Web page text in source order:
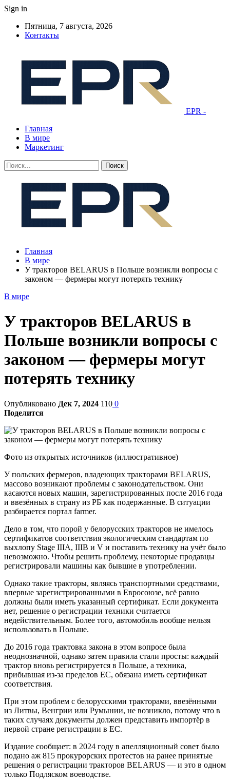
Sign in
Пятница, 7 августа, 2026
Контакты
EPR -
Главная
В мире
Маркетинг
Главная
В мире
У тракторов BELARUS в Польше возникли вопросы с
законом — фермеры могут потерять технику
В мире
У тракторов BELARUS в
Польше возникли вопросы с
законом — фермеры могут
потерять технику
Опубликовано Дек 7, 2024 110 0
Поделится
Фото из открытых источников (иллюстративное)
У польских фермеров, владеющих тракторами BELARUS,
массово возникают проблемы с законодательством. Они
касаются новых машин, зарегистрированных после 2016 года
и ввезённых в страну из РБ как подержанные. В ситуации
разбирается портал farmer.
Дело в том, что порой у белорусских тракторов не имелось
сертификатов соответствия экологическим стандартам по
выхлопу Stage IIIA, IIIB и V и поставить технику на учёт было
невозможно. Чтобы решить проблему, некоторые продавцы
регистрировали машины как бывшие в употреблении.
Однако такие тракторы, являясь транспортными средствами,
впервые зарегистрированными в Евросоюзе, всё равно
должны были иметь указанный сертификат. Если документа
нет, решение о регистрации техники считается
недействительным. Более того, автомобиль вообще нельзя
использовать в Польше.
До 2016 года трактовка закона в этом вопросе была
неоднозначной, однако затем правила стали просты: каждый
трактор вновь регистрируется в Польше, а техника,
прибывшая из-за пределов ЕС, обязана иметь сертификат
соответствия.
При этом проблем с белорусскими тракторами, ввезёнными
из Литвы, Венгрии или Румынии, не возникло, потому что в
таких случаях документы должен представить импортёр в
первой стране регистрации в ЕС.
Издание сообщает: в 2024 году в апелляционный совет было
подано аж 815 прокурорских протестов на ранее принятые
решения о регистрации тракторов BELARUS — и это в одном
только Подляском воеводстве.